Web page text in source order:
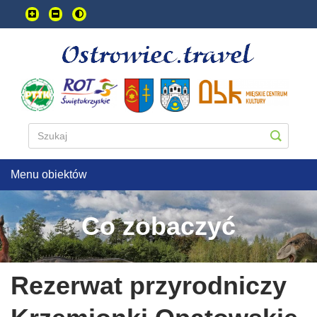
Przejdź
do
głownej
Menu obiektów
Co zobaczyć
Rezerwat przyrodniczy